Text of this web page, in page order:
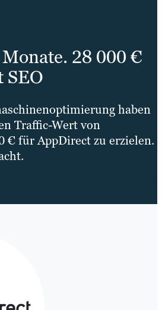
28 000 €
SEO
haben
Traffic-Wert von
€ für AppDirect zu erzielen.